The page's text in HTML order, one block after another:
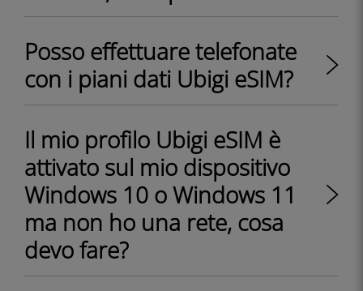
Posso effettuare telefonate
con i piani dati Ubigi eSIM?
Il mio profilo Ubigi eSIM è
attivato sul mio dispositivo
Windows 10 o Windows 11
ma non ho una rete, cosa
devo fare?